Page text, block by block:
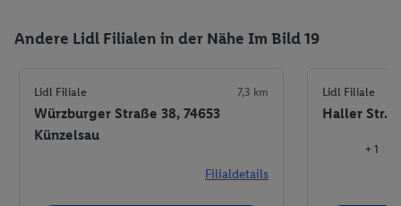
Andere Lidl Filialen in der Nähe Im Bild 19
Lidl Filiale 7,3 km
Würzburger Straße 38, 74653
Künzelsau
Filialdetails
Lidl Filiale
Haller Str.
+ 1